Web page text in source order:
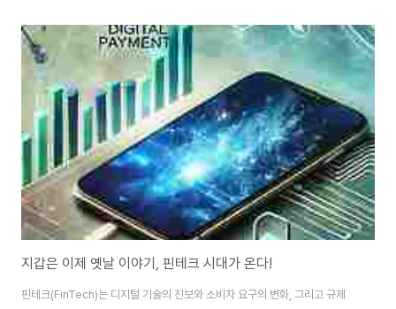
다. 블록체인은 데이터를 분산네트워크에 안전하게 저장해 투명성과 보안을 보
장하며, 중개자 없이 직접 거래를 처리하는 혁신 기술입니다.블록체인이 금융
시스템에 가져오는 변화· 투명성과 신뢰성 증대: 블록체인은 모든 거래 기록을
분산된 네트워크에 투명하게 저장하여 누구나 검증할 수 있도록 합니다. 이는
금융 시스템의 투명성을 높이고, 위변..
지갑은 이제 옛날 이야기, 핀테크 시대가 온다!
핀테크(FinTech)는 디지털 기술의 진보와 소비자 요구의 변화, 그리고 규제